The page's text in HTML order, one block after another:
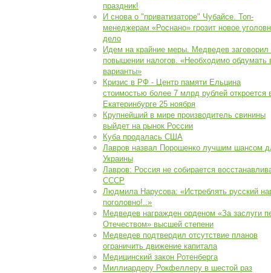
праздник!
И снова о "приватизаторе" Чубайсе. Топ-
менеджерам «Роснано» грозит новое
дело
Идем на крайние меры. Медведев заговорил
повышении налогов. «Необходимо обдумать
варианты»
Кризис в РФ - Центр памяти Ельцина
стоимостью более 7 млрд рублей откроется
Екатеринбурге 25 ноября
Крупнейший в мире производитель свинины
выйдет на рынок России
Куба продалась США
Лавров назвал Порошенко лучшим шансом
Украины
Лавров: Россия не собирается
СССР
Людмила Нарусова: «Истреблять русский
поголовно!..»
Медведев награжден орденом «За заслуги
Отечеством» высшей степени
Медведев подтвердил отсутствие планов
ограничить движение капитала
Медицинский закон Ротенберга
Миллиардеру Рокфеллеру в шестой раз